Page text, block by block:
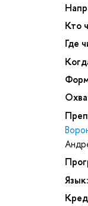
Кто
Где
Язык: